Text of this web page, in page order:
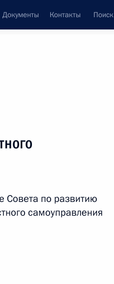
Документы Контакты Поиск
Совета по развитию
самоуправления